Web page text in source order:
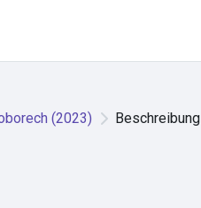
(2023) Beschreibung